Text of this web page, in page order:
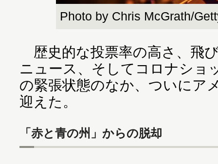
Photo by Chris McGrath/
歴史的な投票率の高さ、飛
ニュース、そしてコロナショ
の緊張状態のなか、ついにア
迎えた。
「赤と青の州」からの脱却